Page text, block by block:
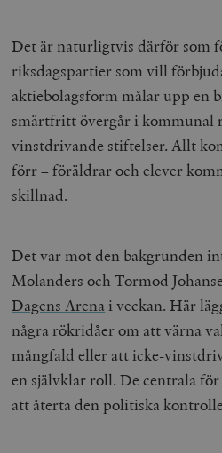
Det är naturligtvis därför som
riksdagspartier som vill
aktiebolagsform målar upp en
smärtfritt övergår i kommunal
vinstdrivande stiftelser. Allt
förr – föräldrar och elever
skillnad.
Det var mot den bakgrunden
Molanders och Tormod
Dagens Arena i veckan. Här
några rökridåer om att värna
mångfald eller att icke-
en självklar roll. De centrala
att återta den politiska